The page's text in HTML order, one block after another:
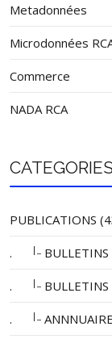
Metadonnées
Microdonnées
Commerce
NADA RCA
PUBLICATIONS
. |_
. |_
. |_